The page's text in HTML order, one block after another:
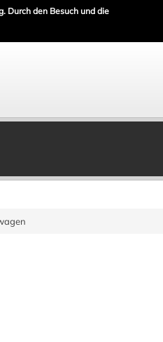
Durch den Besuch und die